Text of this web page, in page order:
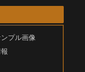
プル画像